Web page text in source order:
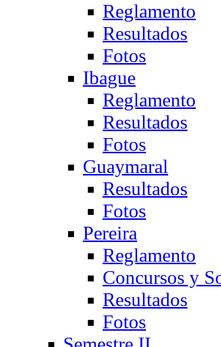
Reglamento
Resultados
Fotos
Ibague
Reglamento
Resultados
Fotos
Guaymaral
Resultados
Fotos
Pereira
Reglamento
Concursos y
Resultados
Fotos